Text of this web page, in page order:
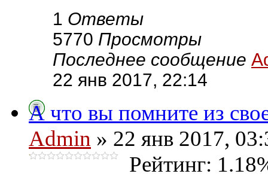
1 Ответы
5770 Просмотры
Последнее сообщение
22 янв 2017, 22:14
А что вы помните из
Admin » 22 янв 2017,
Рейтинг: